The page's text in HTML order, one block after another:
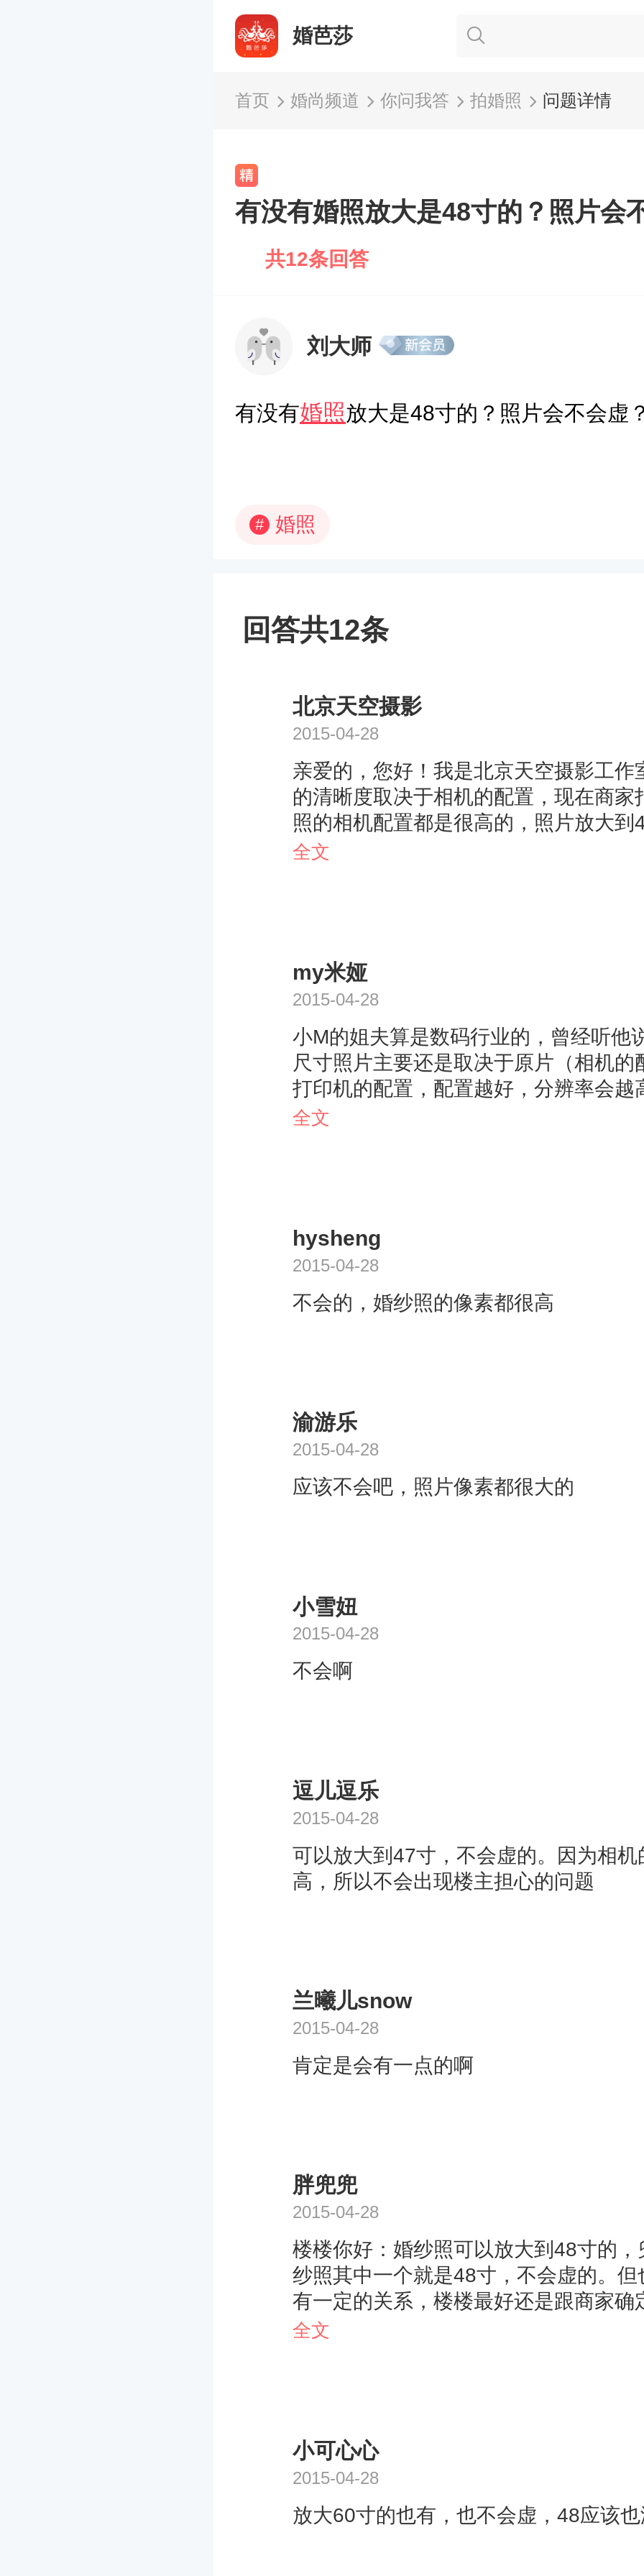
婚芭莎
首页 婚尚频道 你问我答 拍婚照 问题详情
有没有婚照放大是48寸的？照片会
共12条回答
刘大师
有没有婚照放大是48寸的？照片会不会虚
# 婚照
回答共12条
北京天空摄影
2015-04-28
亲爱的，您好！我是北京天空摄影工作
的清晰度取决于相机的配置，现在商家
照的相机配置都是很高的，照片放大到
虚的，像咱家的客人的放大到60寸都很
全文
my米娅
2015-04-28
小M的姐夫算是数码行业的，曾经听他
尺寸照片主要还是取决于原片（相机的
打印机的配置，配置越好，分辨率会越
不会虚的。以下是小M请教姐夫的呢，
3700万像素，60寸5800万像素。
素为3700万像素曝光正确可以满足48
素。其实太专业的术语，小M也不是很
全文
hysheng
2015-04-28
不会的，婚纱照的像素都很高
渝游乐
2015-04-28
应该不会吧，照片像素都很大的
小雪妞
2015-04-28
不会啊
逗儿逗乐
2015-04-28
可以放大到47寸，不会虚的。因为相机
高，所以不会出现楼主担心的问题
兰曦儿snow
2015-04-28
肯定是会有一点的啊
胖兜兜
2015-04-28
楼楼你好：婚纱照可以放大到48寸的，
纱照其中一个就是48寸，不会虚的。但
有一定的关系，楼楼最好还是跟商家确
哦。以上为兜兜的个人建议供楼楼参考
全文
小可心心
2015-04-28
放大60寸的也有，也不会虚，48应该